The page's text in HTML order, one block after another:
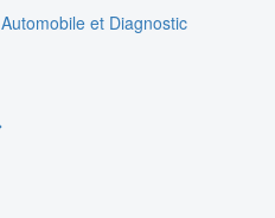
Automobile et Diagnostic